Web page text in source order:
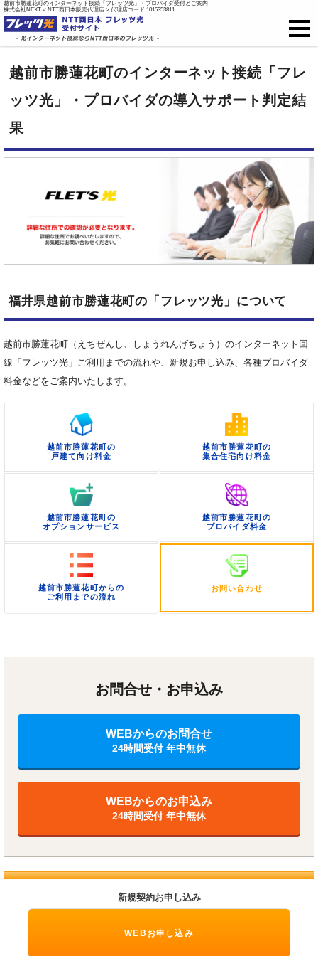
越前市勝蓮花町のインターネット接続「フレッツ光」・プロバイダ受付とご案内
株式会社NEXT < NTT西日本販売代理店 > 代理店コード:1015353811
戸建て向け料金
オプション
越前市勝蓮花町のインターネット接続「フレ
ッツ光」・プロバイダの導入サポート判定結
果
福井県越前市勝蓮花町の「フレッツ光」について
越前市勝蓮花町（えちぜんし、しょうれんげちょう）のインターネット回
線「フレッツ光」ご利用までの流れや、新規お申し込み、各種プロバイダ
料金などをご案内いたします。
越前市勝蓮花町の
戸建て向け料金
越前市勝蓮花町の
集合住宅向け料金
越前市勝蓮花町の
オプションサービス
越前市勝蓮花町の
プロバイダ料金
越前市勝蓮花町からの
ご利用までの流れ
お問い合わせ
お問合せ・お申込み
WEBからのお問合せ
24時間受付 年中無休
WEBからのお申込み
24時間受付 年中無休
新規契約お申し込み
WEBお申し込み